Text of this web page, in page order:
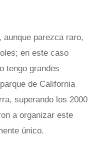
aunque parezca raro,
en este caso
tengo grandes
de California
superando los 2000
a organizar este
único.